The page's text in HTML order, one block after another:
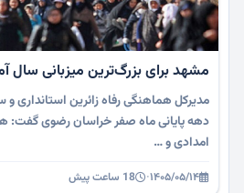
مشهد برای بزرگ‌ترین میزبانی سال
مدیرکل هماهنگی رفاه زائرین استانداری
دهه پایانی ماه صفر خراسان رضوی گفت:
امدادی و …
۱۴۰۵/۰۵/۱۴· 18 ساعت پیش